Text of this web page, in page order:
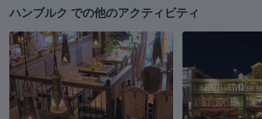
ハンブルク での他のアクティビティ